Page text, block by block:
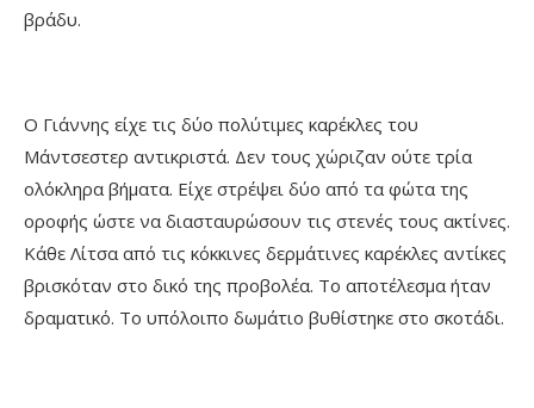
βράδυ.
Ο Γιάννης είχε τις δύο πολύτιμες καρέκλες του
Μάντσεστερ αντικριστά. Δεν τους χώριζαν ούτε τρία
ολόκληρα βήματα. Είχε στρέψει δύο από τα φώτα της
οροφής ώστε να διασταυρώσουν τις στενές τους ακτίνες.
Κάθε Λίτσα από τις κόκκινες δερμάτινες καρέκλες αντίκες
βρισκόταν στο δικό της προβολέα. Το αποτέλεσμα ήταν
δραματικό. Το υπόλοιπο δωμάτιο βυθίστηκε στο σκοτάδι.